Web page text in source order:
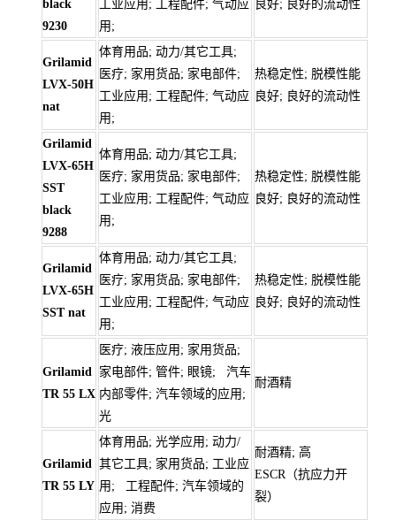
black
9230
工业应用; 工程配件; 气动应
用;
良好; 良好的流动性
Grilamid
LVX-50H
nat
体育用品; 动力/其它工具;
医疗; 家用货品; 家电部件;
工业应用; 工程配件; 气动应
用;
热稳定性; 脱模性能
良好; 良好的流动性
Grilamid
LVX-65H
SST
black
9288
体育用品; 动力/其它工具;
医疗; 家用货品; 家电部件;
工业应用; 工程配件; 气动应
用;
热稳定性; 脱模性能
良好; 良好的流动性
Grilamid
LVX-65H
SST nat
体育用品; 动力/其它工具;
医疗; 家用货品; 家电部件;
工业应用; 工程配件; 气动应
用;
热稳定性; 脱模性能
良好; 良好的流动性
Grilamid
TR 55 LX
医疗; 液压应用; 家用货品;
家电部件; 管件; 眼镜; 汽车
内部零件; 汽车领域的应用;
光
耐酒精
Grilamid
TR 55 LY
体育用品; 光学应用; 动力/
其它工具; 家用货品; 工业应
用; 工程配件; 汽车领域的
应用; 消费
耐酒精; 高
ESCR（抗应力开
裂）